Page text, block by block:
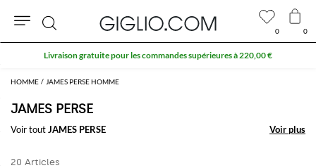
HOMME JAMES PERSE HOMME
JAMES PERSE
Voir toutJAMES PERSE Voir plus
Voir plus
20 Articles
0 0
Rechercher
Livraison gratuite pour les commandes supérieures à 220,00 €